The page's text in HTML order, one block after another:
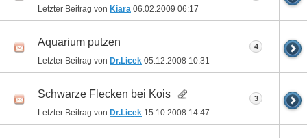
Letzter Beitrag von Kiara 06.02.2009 06:17
Aquarium putzen
Letzter Beitrag von Dr.Licek 05.12.2008 10:31
4
Schwarze Flecken bei Kois
Letzter Beitrag von Dr.Licek 15.10.2008 14:47
3